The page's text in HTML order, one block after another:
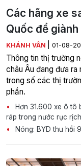
Các hãng xe
Quốc để
KHÁNH VÂN 01-08-
Thông tin thị trường
châu Âu đang đưa
trong số các thị
phần.
Hơn 31.600 xe ô
ráp trong nước rục
Nóng: BYD thu hồi